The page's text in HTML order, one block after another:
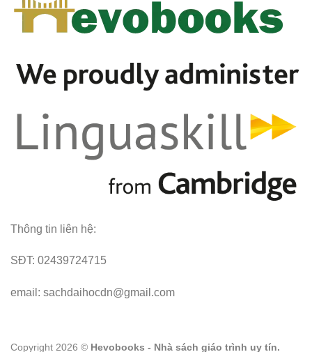
Thông tin liên hệ:
SĐT: 02439724715
email: sachdaihocdn@gmail.com
Copyright 2026 © Hevobooks - Nhà sách giáo trình uy tín.